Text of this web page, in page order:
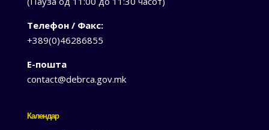
Телефон / Факс:
+389(0)46286855
Е-пошта
contact@debrca.gov.mk
Календар